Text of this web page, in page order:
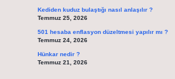
Kediden kuduz bulaştığı nasıl anlaşılır ?
Temmuz 25, 2026
501 hesaba enflasyon düzeltmesi yapılır mı ?
Temmuz 24, 2026
Hünkar nedir ?
Temmuz 21, 2026